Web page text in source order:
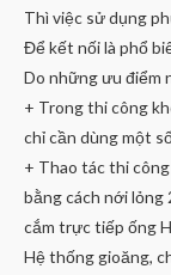
Thì việc sử dụng
Để kết nối là phổ
Do những ưu điểm
+ Trong thi công
chỉ cần dùng một
+ Thao tác thi
bằng cách nới lỏng
cắm trực tiếp ống
Hệ thống gioăng,